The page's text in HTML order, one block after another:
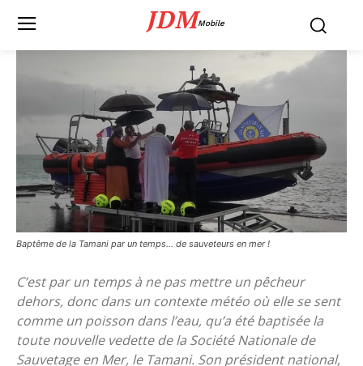
JDMMobile
Baptême de la Tamani par un temps... de sauveteurs en mer !
C’est par un temps à ne pas mettre un pêcheur
dehors, donc dans un contexte météo où elle se sent
comme un poisson dans l’eau, qu’a été baptisée la
toute nouvelle vedette de la Société Nationale de
Sauvetage en Mer, le Tamani. Son président national,